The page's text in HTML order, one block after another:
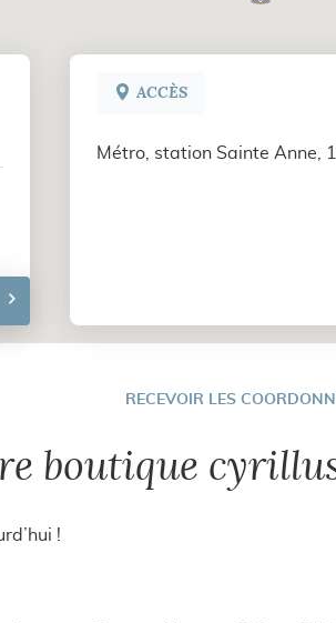
ACCÈS
Métro, station Sainte Anne,
RECEVOIR LES
boutique
!